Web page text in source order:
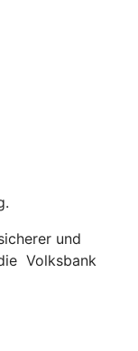
und
Volksbank